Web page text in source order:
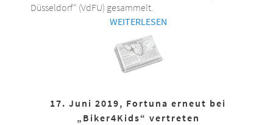
Düsseldorf“ (VdFU) gesammelt.
WEITERLESEN
17. Juni 2019, Fortuna erneut bei
„Biker4Kids“ vertreten